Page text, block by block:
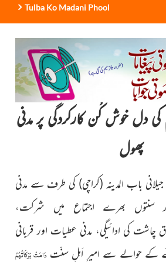
Tulba Ko Madani Phool
کی دل خوش کُن کارکردگی پر مدنی
پھول
باب المدینہ (کراچی) کی طرف سے مدنی
وار سنتوں بھرے اجتماع میں شرکت،
چاشت کی ادائیگی، مدنی عطیات اور قربانی
کے حوالے سے امیرِ اَہلِ سنّتدَامَتْ بَرَکَاتُہُمُ